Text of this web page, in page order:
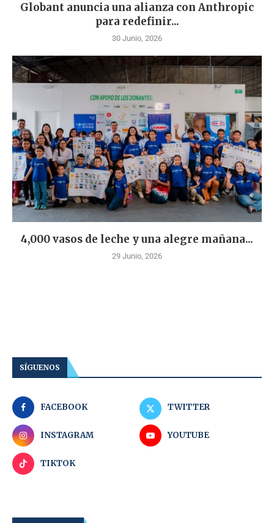
Globant anuncia una alianza con Anthropic
para redefinir...
30 Junio, 2026
4,000 vasos de leche y una alegre mañana...
29 Junio, 2026
SÍGUENOS
FACEBOOK TWITTER
INSTAGRAM YOUTUBE
TIKTOK